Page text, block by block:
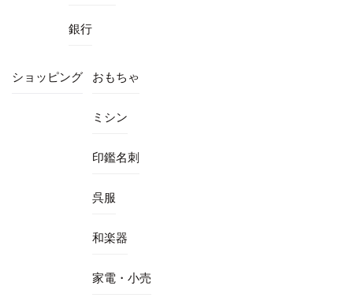
銀行
ショッピング おもちゃ
ミシン
印鑑名刺
呉服
和楽器
家電・小売